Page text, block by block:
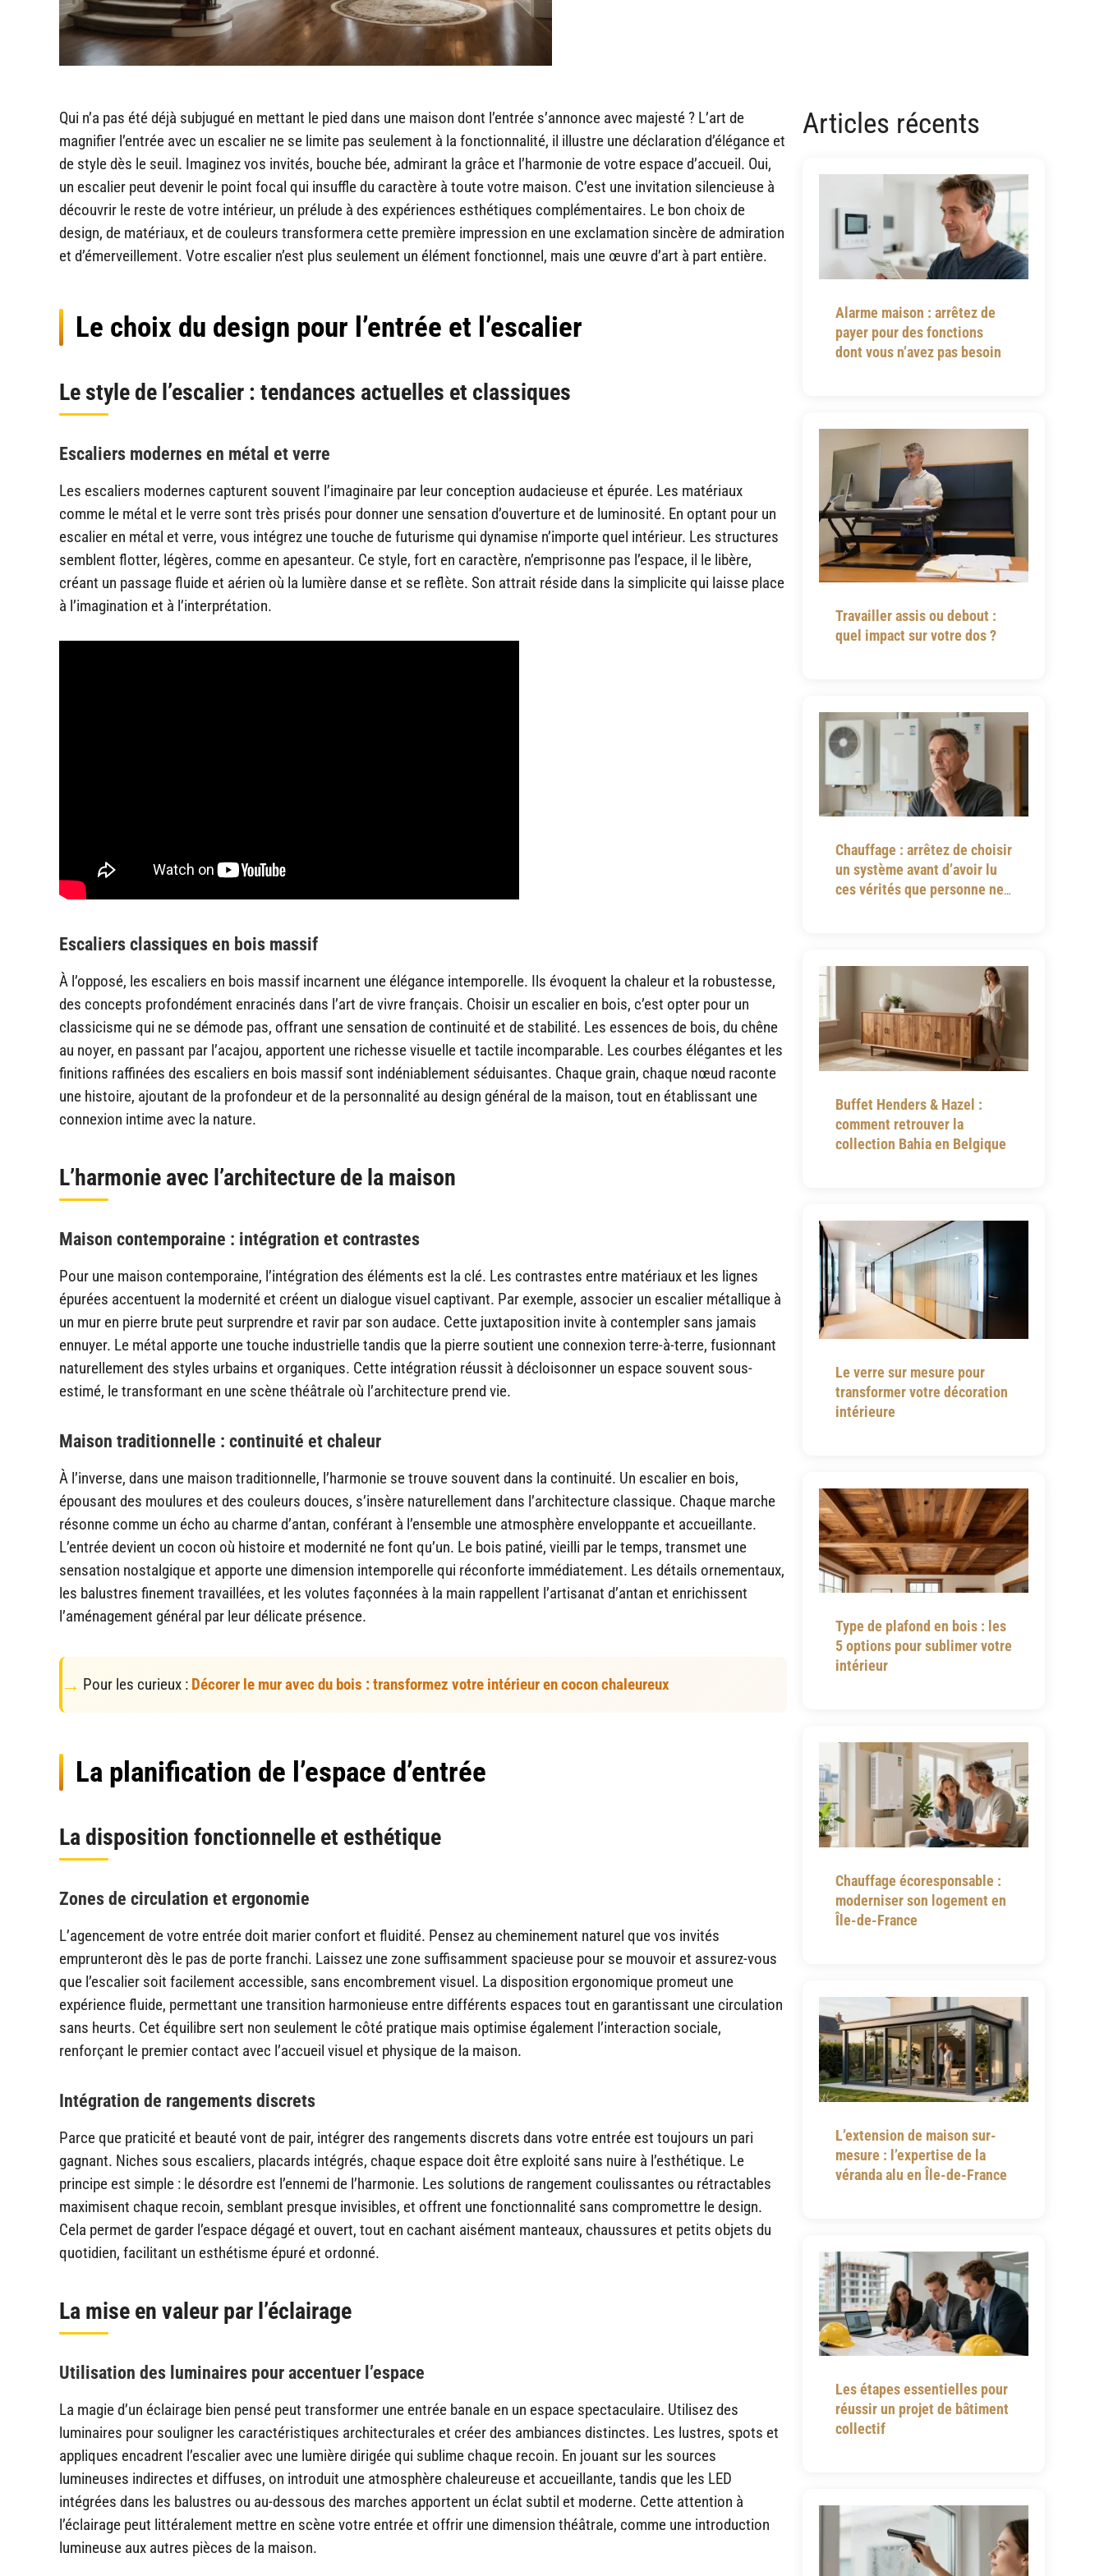
Qui n’a pas été déjà subjugué en mettant le pied dans une maison dont l’entrée s’annonce avec majesté ? L’art de
magnifier l’entrée avec un escalier ne se limite pas seulement à la fonctionnalité, il illustre une déclaration d’élégance et
de style dès le seuil. Imaginez vos invités, bouche bée, admirant la grâce et l’harmonie de votre espace d’accueil. Oui,
un escalier peut devenir le point focal qui insuffle du caractère à toute votre maison. C’est une invitation silencieuse à
découvrir le reste de votre intérieur, un prélude à des expériences esthétiques complémentaires. Le bon choix de
design, de matériaux, et de couleurs transformera cette première impression en une exclamation sincère de admiration
et d’émerveillement. Votre escalier n’est plus seulement un élément fonctionnel, mais une œuvre d’art à part entière.
Le choix du design pour l’entrée et l’escalier
Le style de l’escalier : tendances actuelles et classiques
Escaliers modernes en métal et verre
Les escaliers modernes capturent souvent l’imaginaire par leur conception audacieuse et épurée. Les matériaux
comme le métal et le verre sont très prisés pour donner une sensation d’ouverture et de luminosité. En optant pour un
escalier en métal et verre, vous intégrez une touche de futurisme qui dynamise n’importe quel intérieur. Les structures
semblent flotter, légères, comme en apesanteur. Ce style, fort en caractère, n’emprisonne pas l’espace, il le libère,
créant un passage fluide et aérien où la lumière danse et se reflète. Son attrait réside dans la simplicite qui laisse place
à l’imagination et à l’interprétation.
Escaliers classiques en bois massif
À l’opposé, les escaliers en bois massif incarnent une élégance intemporelle. Ils évoquent la chaleur et la robustesse,
des concepts profondément enracinés dans l’art de vivre français. Choisir un escalier en bois, c’est opter pour un
classicisme qui ne se démode pas, offrant une sensation de continuité et de stabilité. Les essences de bois, du chêne
au noyer, en passant par l’acajou, apportent une richesse visuelle et tactile incomparable. Les courbes élégantes et les
finitions raffinées des escaliers en bois massif sont indéniablement séduisantes. Chaque grain, chaque nœud raconte
une histoire, ajoutant de la profondeur et de la personnalité au design général de la maison, tout en établissant une
connexion intime avec la nature.
L’harmonie avec l’architecture de la maison
Maison contemporaine : intégration et contrastes
Pour une maison contemporaine, l’intégration des éléments est la clé. Les contrastes entre matériaux et les lignes
épurées accentuent la modernité et créent un dialogue visuel captivant. Par exemple, associer un escalier métallique à
un mur en pierre brute peut surprendre et ravir par son audace. Cette juxtaposition invite à contempler sans jamais
ennuyer. Le métal apporte une touche industrielle tandis que la pierre soutient une connexion terre-à-terre, fusionnant
naturellement des styles urbains et organiques. Cette intégration réussit à décloisonner un espace souvent sous-
estimé, le transformant en une scène théâtrale où l’architecture prend vie.
Maison traditionnelle : continuité et chaleur
À l’inverse, dans une maison traditionnelle, l’harmonie se trouve souvent dans la continuité. Un escalier en bois,
épousant des moulures et des couleurs douces, s’insère naturellement dans l’architecture classique. Chaque marche
résonne comme un écho au charme d’antan, conférant à l’ensemble une atmosphère enveloppante et accueillante.
L’entrée devient un cocon où histoire et modernité ne font qu’un. Le bois patiné, vieilli par le temps, transmet une
sensation nostalgique et apporte une dimension intemporelle qui réconforte immédiatement. Les détails ornementaux,
les balustres finement travaillées, et les volutes façonnées à la main rappellent l’artisanat d’antan et enrichissent
l’aménagement général par leur délicate présence.
Pour les curieux : Décorer le mur avec du bois : transformez votre intérieur en cocon chaleureux
La planification de l’espace d’entrée
La disposition fonctionnelle et esthétique
Zones de circulation et ergonomie
L’agencement de votre entrée doit marier confort et fluidité. Pensez au cheminement naturel que vos invités
emprunteront dès le pas de porte franchi. Laissez une zone suffisamment spacieuse pour se mouvoir et assurez-vous
que l’escalier soit facilement accessible, sans encombrement visuel. La disposition ergonomique promeut une
expérience fluide, permettant une transition harmonieuse entre différents espaces tout en garantissant une circulation
sans heurts. Cet équilibre sert non seulement le côté pratique mais optimise également l’interaction sociale,
renforçant le premier contact avec l’accueil visuel et physique de la maison.
Intégration de rangements discrets
Parce que praticité et beauté vont de pair, intégrer des rangements discrets dans votre entrée est toujours un pari
gagnant. Niches sous escaliers, placards intégrés, chaque espace doit être exploité sans nuire à l’esthétique. Le
principe est simple : le désordre est l’ennemi de l’harmonie. Les solutions de rangement coulissantes ou rétractables
maximisent chaque recoin, semblant presque invisibles, et offrent une fonctionnalité sans compromettre le design.
Cela permet de garder l’espace dégagé et ouvert, tout en cachant aisément manteaux, chaussures et petits objets du
quotidien, facilitant un esthétisme épuré et ordonné.
La mise en valeur par l’éclairage
Utilisation des luminaires pour accentuer l’espace
La magie d’un éclairage bien pensé peut transformer une entrée banale en un espace spectaculaire. Utilisez des
luminaires pour souligner les caractéristiques architecturales et créer des ambiances distinctes. Les lustres, spots et
appliques encadrent l’escalier avec une lumière dirigée qui sublime chaque recoin. En jouant sur les sources
lumineuses indirectes et diffuses, on introduit une atmosphère chaleureuse et accueillante, tandis que les LED
intégrées dans les balustres ou au-dessous des marches apportent un éclat subtil et moderne. Cette attention à
l’éclairage peut littéralement mettre en scène votre entrée et offrir une dimension théâtrale, comme une introduction
lumineuse aux autres pièces de la maison.
Articles récents
Alarme maison : arrêtez de
payer pour des fonctions
dont vous n’avez pas besoin
Travailler assis ou debout :
quel impact sur votre dos ?
Chauffage : arrêtez de choisir
un système avant d’avoir lu
ces vérités que personne ne
Buffet Henders & Hazel :
comment retrouver la
collection Bahia en Belgique
Le verre sur mesure pour
transformer votre décoration
intérieure
Type de plafond en bois : les
5 options pour sublimer votre
intérieur
Chauffage écoresponsable :
moderniser son logement en
Île-de-France
L’extension de maison sur-
mesure : l’expertise de la
véranda alu en Île-de-France
Les étapes essentielles pour
réussir un projet de bâtiment
collectif